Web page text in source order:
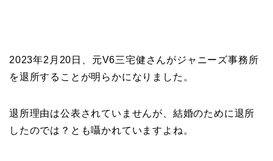
2023年2月20日、元V6三宅健さんがジャニーズ事務所
を退所することが明らかになりました。
退所理由は公表されていませんが、結婚のために退所
したのでは？とも囁かれていますよね。